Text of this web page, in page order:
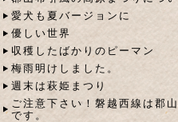
愛犬も夏バージョンに
優しい世界
収穫したばかりのピーマン
梅雨明けしました。
週末は萩姫まつり
ご注意下さい！磐越西線は郡
です。